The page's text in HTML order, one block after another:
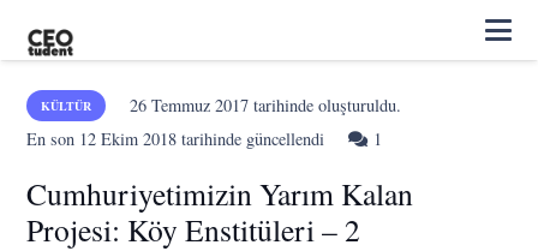
KÜLTÜR 26 Temmuz 2017tarihinde oluşturuldu.
En son 12 Ekim 2018 tarihinde güncellendi 1
Cumhuriyetimizin Yarım Kalan
Projesi: Köy Enstitüleri – 2